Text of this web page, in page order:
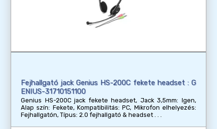
Fejhallgató jack Genius HS-200C fekete headset : G
ENIUS-31710151100
Genius HS-200C jack fekete headset, Jack 3,5mm: Igen,
Alap szín: Fekete, Kompatibilitás: PC, Mikrofon elhelyezés:
Fejhallgatón, Típus: 2.0 fejhallgató & headset